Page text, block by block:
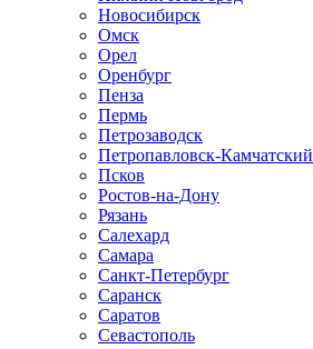
Новосибирск
Омск
Орел
Оренбург
Пенза
Пермь
Петрозаводск
Петропавловск-Камчатский
Псков
Ростов-на-Дону
Рязань
Салехард
Самара
Санкт-Петербург
Саранск
Саратов
Севастополь